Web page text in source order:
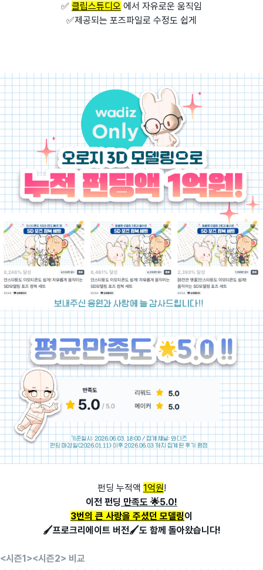
✅ 클립스튜디오 에서 자유로운 움직임
✅제공되는 포즈파일로 수정도 쉽게
펀딩 누적액 1억원!
이전 펀딩 만족도 🌟5.0!
3번의 큰 사랑을 주셨던 모델링이
🖌️프로크리에이트 버전🖌️도 함께 돌아왔습니다!
<시즌1><시즌2> 비교